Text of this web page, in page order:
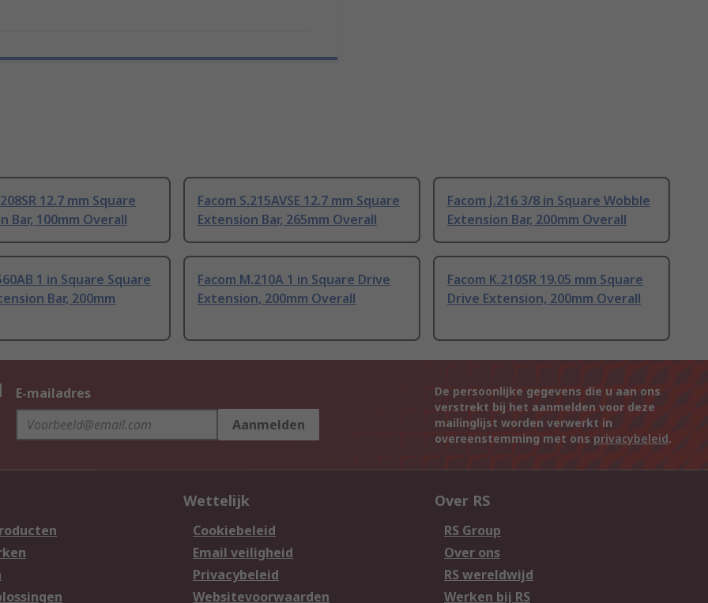
12.7 mm Square
Bar, 100mm Overall
Facom S.215AVSE 12.7 mm Square
Extension Bar, 265mm Overall
Facom J.216 3/8 in Square Wobble
Extension Bar, 200mm Overall
1 in Square Square
Bar, 200mm
Facom M.210A 1 in Square Drive
Extension, 200mm Overall
Facom K.210SR 19.05 mm Square
Drive Extension, 200mm Overall
E-mailadres
Aanmelden
De persoonlijke gegevens die u aan ons
verstrekt bij het aanmelden voor deze
mailinglijst worden verwerkt in
overeenstemming met ons privacybeleid.
Wettelijk
Cookiebeleid
Email veiligheid
Privacybeleid
Websitevoorwaarden
Over RS
RS Group
Over ons
RS wereldwijd
Werken bij RS